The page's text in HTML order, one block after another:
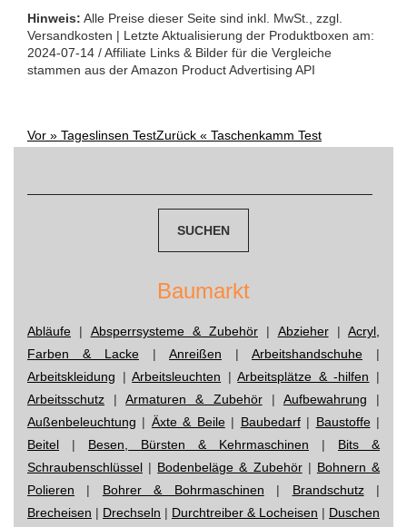
Hinweis: Alle Preise dieser Seite sind inkl. MwSt., zzgl.
Versandkosten | Letzte Aktualisierung der Produktboxen am:
2024-07-14 / Affiliate Links & Bilder für die Vergleiche
stammen aus der Amazon Product Advertising API
Post
Vor » Tageslinsen TestZurück « Taschenkamm Test
Baumarkt
Abläufe | Absperrsysteme & Zubehör | Abzieher| Acryl,
Farben & Lacke | Anreißen | Arbeitshandschuhe |
Arbeitskleidung |Arbeitsleuchten |Arbeitsplätze & -hilfen |
Arbeitsschutz |Armaturen & Zubehör| Aufbewahrung |
Außenbeleuchtung | Äxte & Beile| Baubedarf| Baustoffe|
Beitel | Besen, Bürsten & Kehrmaschinen | Bits &
Schraubenschlüssel | Bodenbeläge & Zubehör| Bohnern &
Polieren | Bohrer & Bohrmaschinen | Brandschutz|
Brecheisen | Drechseln | Durchtreiber & Locheisen | Duschen